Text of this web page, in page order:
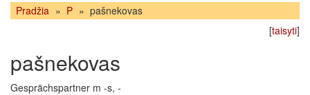
Pradžia » P » pašnekovas
[taisyti]
pašnekovas
Gesprächspartner m -s, -